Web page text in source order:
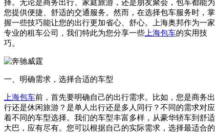
择。无论是商务出行、家庭旅游，还是朋友聚会，包车都能为
您提供便捷、舒适的交通服务。然而，在选择包车服务时，掌
握一些技巧能让您的出行更加省心、舒心。上海奥邦作为一家
专业的租车公司，我们特此为您分享一些 上海包车的实用技
巧。
一、明确需求，选择合适的车型
上海包车前，首先要明确自己的出行需求。比如，您是商务出
行还是休闲旅游？是单人出行还是多人同行？不同的需求对应
着不同的车型选择。我们的车型丰富多样，从豪华轿车到舒适
大巴，应有尽有。您可以根据自己的实际需求，选择最适合的